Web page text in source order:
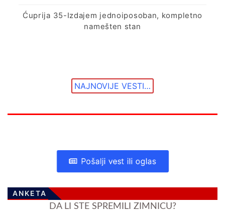
Ćuprija 35-Izdajem jednoiposoban, kompletno
namešten stan
NAJNOVIJE VESTI…
Pošalji vest ili oglas
ANKETA
DA LI STE SPREMILI ZIMNICU?